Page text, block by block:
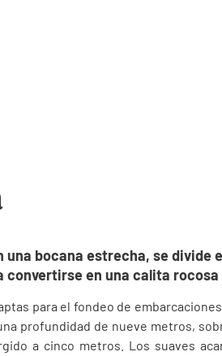
bocana estrecha, se divide
en una calita rocosa
para el fondeo de
profundidad de nueve metros,
a cinco metros. Los suaves